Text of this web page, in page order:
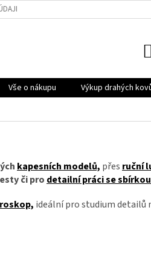
Vše o nákupu Výkup drahých
kapesních modelů, přes ruční
či pro detailní práci se
ideální pro studium detailů